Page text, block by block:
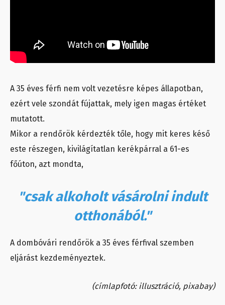
A 35 éves férfi nem volt vezetésre képes állapotban,
ezért vele szondát fújattak, mely igen magas értéket
mutatott.
Mikor a rendőrök kérdezték tőle, hogy mit keres késő
este részegen, kivilágítatlan kerékpárral a 61-es
főúton, azt mondta,
"csak alkoholt vásárolni indult
otthonából."
A dombóvári rendőrök a 35 éves férfival szemben
eljárást kezdeményeztek.
(címlapfotó: illusztráció, pixabay)